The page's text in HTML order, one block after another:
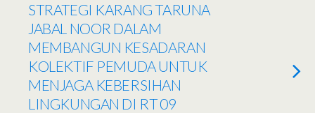
STRATEGI KARANG TARUNA
JABAL NOOR DALAM
MEMBANGUN KESADARAN
KOLEKTIF PEMUDA UNTUK
MENJAGA KEBERSIHAN
LINGKUNGAN DI RT 09